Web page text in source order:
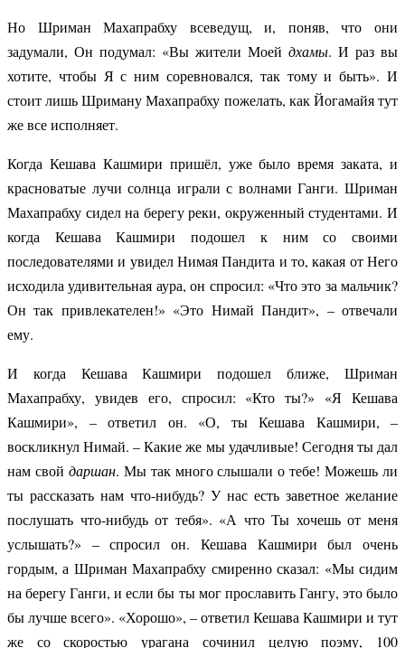
Но Шриман Махапрабху всеведущ, и, поняв, что они
задумали, Он подумал: «Вы жители Моей дхамы. И раз вы
хотите, чтобы Я с ним соревновался, так тому и быть». И
стоит лишь Шриману Махапрабху пожелать, как Йогамайя тут
же все исполняет.
Когда Кешава Кашмири пришёл, уже было время заката, и
красноватые лучи солнца играли с волнами Ганги. Шриман
Махапрабху сидел на берегу реки, окруженный студентами. И
когда Кешава Кашмири подошел к ним со своими
последователями и увидел Нимая Пандита и то, какая от Него
исходила удивительная аура, он спросил: «Что это за мальчик?
Он так привлекателен!» «Это Нимай Пандит», – отвечали
ему.
И когда Кешава Кашмири подошел ближе, Шриман
Махапрабху, увидев его, спросил: «Кто ты?» «Я Кешава
Кашмири», – ответил он. «О, ты Кешава Кашмири, –
воскликнул Нимай. – Какие же мы удачливые! Сегодня ты дал
нам свой даршан. Мы так много слышали о тебе! Можешь ли
ты рассказать нам что-нибудь? У нас есть заветное желание
послушать что-нибудь от тебя». «А что Ты хочешь от меня
услышать?» – спросил он. Кешава Кашмири был очень
гордым, а Шриман Махапрабху смиренно сказал: «Мы сидим
на берегу Ганги, и если бы ты мог прославить Гангу, это было
бы лучше всего». «Хорошо», – ответил Кешава Кашмири и тут
же со скоростью урагана сочинил целую поэму, 100